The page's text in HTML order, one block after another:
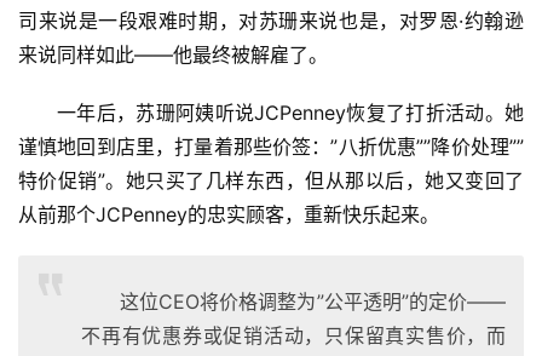
司来说是一段艰难时期，对苏珊来说也是，对罗恩·约翰逊
来说同样如此——他最终被解雇了。
一年后，苏珊阿姨听说JCPenney恢复了打折活动。她
谨慎地回到店里，打量着那些价签：”八折优惠””降价处理””
特价促销”。她只买了几样东西，但从那以后，她又变回了
从前那个JCPenney的忠实顾客，重新快乐起来。
这位CEO将价格调整为”公平透明”的定价——
不再有优惠券或促销活动，只保留真实售价，而